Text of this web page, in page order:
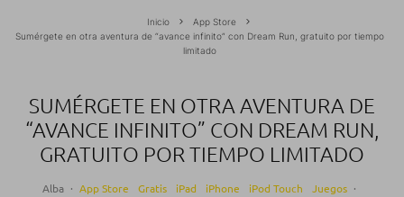
Inicio
App Store
Sumérgete en otra aventura de “avance infinito” con Dream Run, gratuito por tiempo
limitado
SUMÉRGETE EN OTRA AVENTURA DE
“AVANCE INFINITO” CON DREAM RUN,
GRATUITO POR TIEMPO LIMITADO
Alba · App Store Gratis iPad iPhone iPod Touch Juegos ·